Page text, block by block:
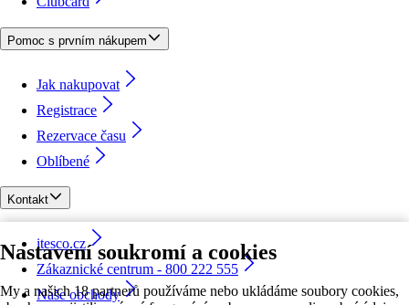
Nastavení soukromí a cookies
My a našich 18 partnerů používáme nebo ukládáme soubory cookies,
Pomoc s prvním nákupem
Jak nakupovat
Registrace
Rezervace času
Oblíbené
Kontakt
itesco.cz
Zákaznické centrum - 800 222 555
Naše obchody